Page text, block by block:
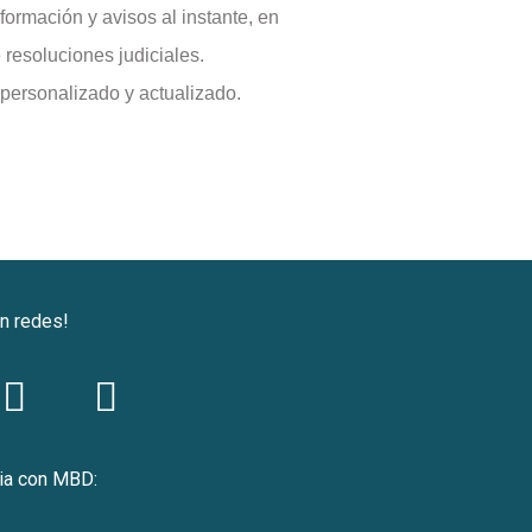
y avisos al instante, en
resoluciones judiciales.
y actualizado.
redes!
L
i
k
W
h
con MBD: